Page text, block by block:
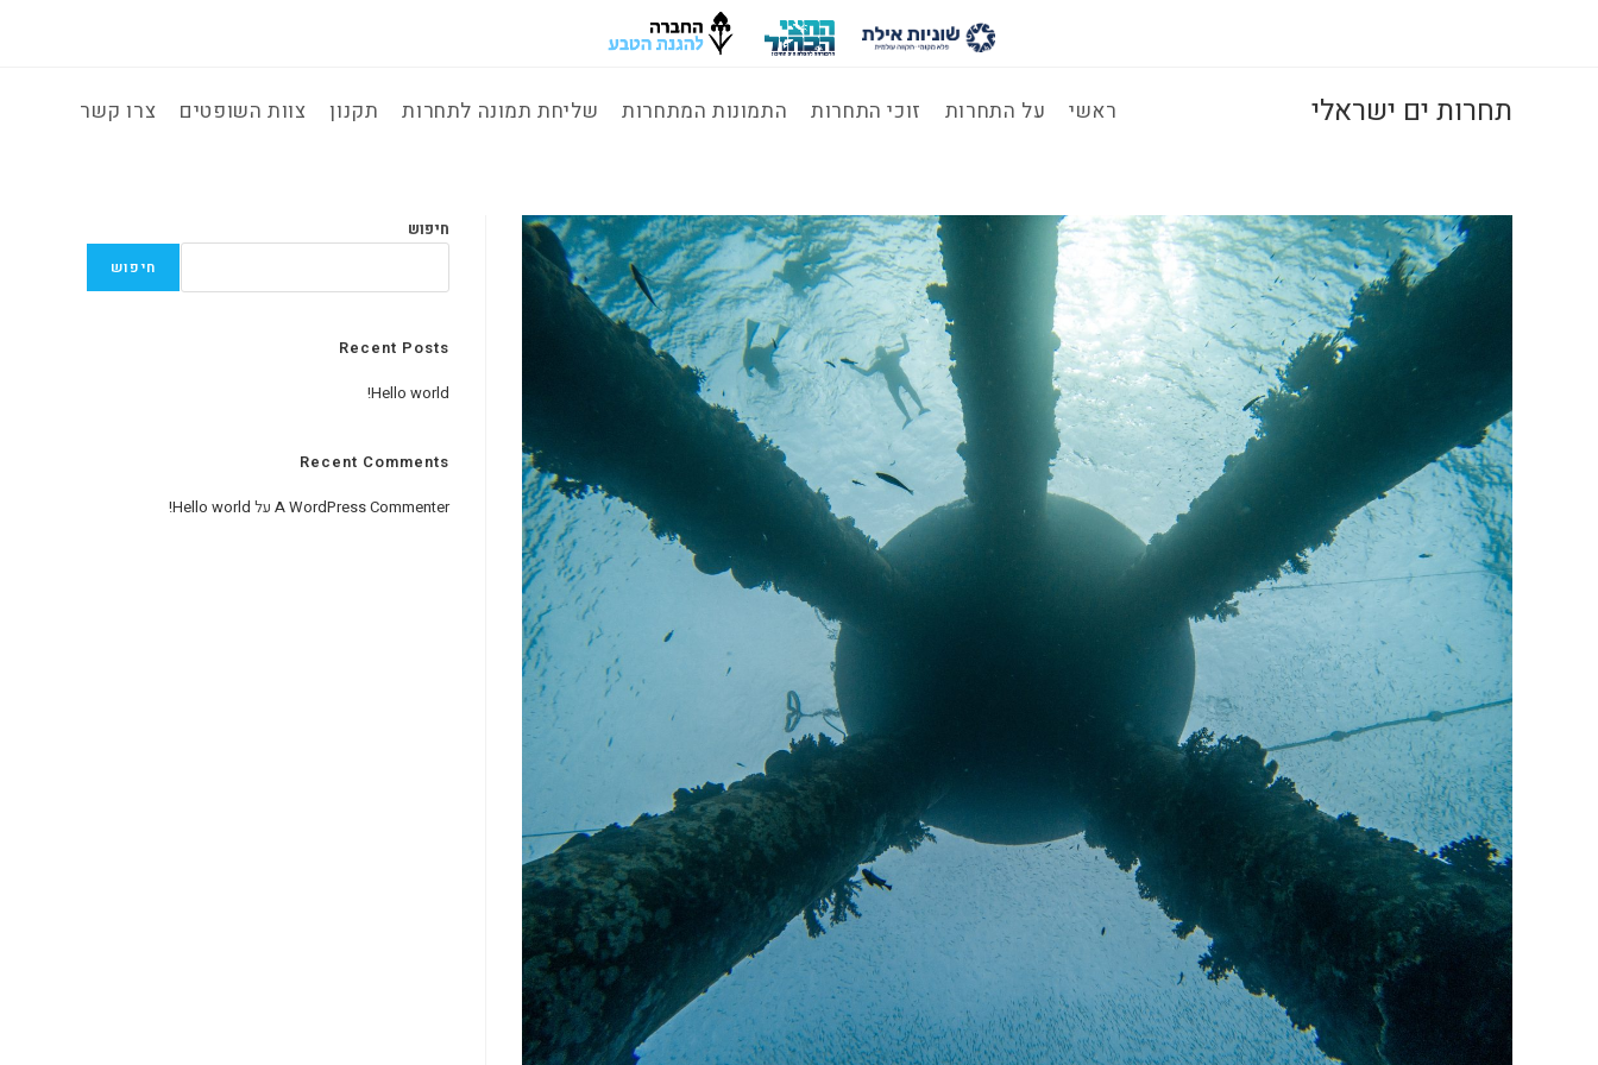
תחרות ים ישראלי ראשי על התחרות זוכי התחרות התמונות המתחרות שליחת תמונה לתחרות תקנון צוות השופטים צרו קשר
חיפוש
חיפוש
Recent Posts
Hello world!
Recent Comments
A WordPress Commenter על Hello world!